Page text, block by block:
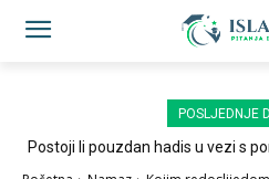
POSLJEDNJE
Postoji li pouzdan hadis u vezi s